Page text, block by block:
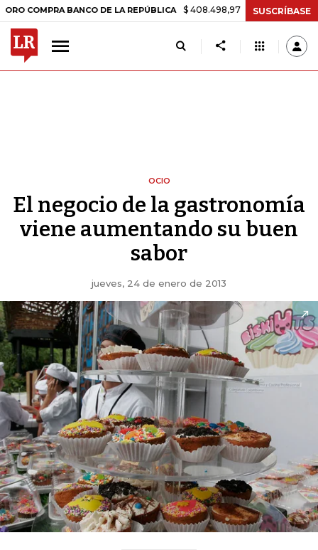
BANCO DE LA REPÚBLICA $ 408.498,97 +$ 8.753,81 +2,19%
SUSCRÍBASE
OCIO
El negocio de la gastronomía
viene aumentando su buen
sabor
jueves, 24 de enero de 2013